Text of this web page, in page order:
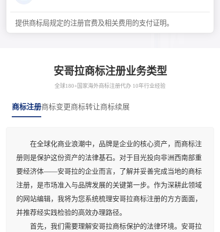
提供商标局规定的注册官费及相关费用的支付证明。
安哥拉商标注册业务类型
全球180+国家海外商标注册代办 10年行业经验
商标注册商标变更商标转让商标续展
在全球化商业浪潮中，品牌是企业的核心资产，而商标注
册则是保护这份资产的法律基石。对于目光投向非洲西南部重
要经济体——安哥拉的企业而言，了解并妥善完成当地的商标
注册，是市场准入与品牌发展的关键第一步。作为深耕此领域
的网站编辑，我将为您系统梳理安哥拉商标注册的方方面面，
并推荐经实践检验的高效办理路径。
首先，我们需要理解安哥拉商标保护的法律环境。安哥拉